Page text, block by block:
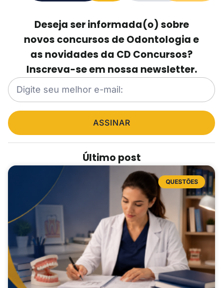
Deseja ser informada(o) sobre
novos concursos de Odontologia e
as novidades da CD Concursos?
Inscreva-se em nossa newsletter.
ASSINAR
Último post
QUESTÕES